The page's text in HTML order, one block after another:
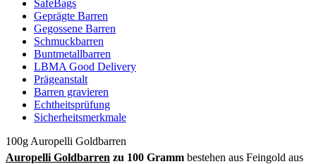
SafeBags
Geprägte Barren
Gegossene Barren
Schmuckbarren
Buntmetallbarren
LBMA Good Delivery
Prägeanstalt
Barren gravieren
Echtheitsprüfung
Sicherheitsmerkmale
100g Auropelli Goldbarren
Auropelli Goldbarren zu 100 Gramm bestehen aus Feingold aus